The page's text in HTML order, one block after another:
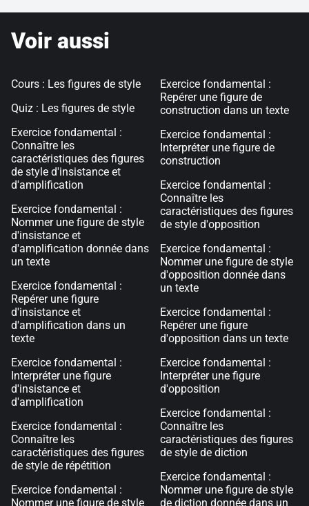
Voir aussi
Cours : Les figures de style
Quiz : Les figures de style
Exercice fondamental :
Connaître les
caractéristiques des figures
de style d'insistance et
d'amplification
Exercice fondamental :
Nommer une figure de style
d'insistance et
d'amplification donnée dans
un texte
Exercice fondamental :
Repérer une figure
d'insistance et
d'amplification dans un
texte
Exercice fondamental :
Interpréter une figure
d'insistance et
d'amplification
Exercice fondamental :
Connaître les
caractéristiques des figures
de style de répétition
Exercice fondamental :
Nommer une figure de style
Exercice fondamental :
Repérer une figure de
construction dans un texte
Exercice fondamental :
Interpréter une figure de
construction
Exercice fondamental :
Connaître les
caractéristiques des figures
de style d'opposition
Exercice fondamental :
Nommer une figure de style
d'opposition donnée dans
un texte
Exercice fondamental :
Repérer une figure
d'opposition dans un texte
Exercice fondamental :
Interpréter une figure
d'opposition
Exercice fondamental :
Connaître les
caractéristiques des figures
de style de diction
Exercice fondamental :
Nommer une figure de style
de diction donnée dans un